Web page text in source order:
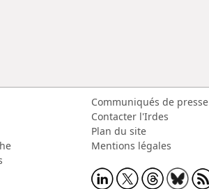
Communiqués de presse
Contacter l'Irdes
Plan du site
Mentions légales